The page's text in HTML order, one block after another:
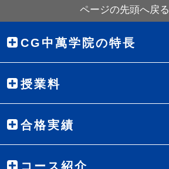
ページの先頭へ戻る
CG中萬学院の特長
授業料
合格実績
コース紹介